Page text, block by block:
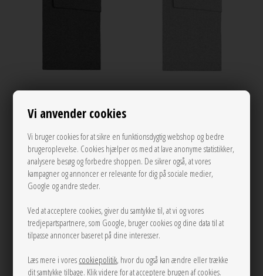
Vi anvender cookies
Vi bruger cookies for at sikre en funktionsdygtig webshop og bedre
brugeroplevelse. Cookies hjælper os med at lave anonyme statistikker,
analysere besøg og forbedre shoppen. De sikrer også, at vores
kampagner og annoncer er relevante for dig på sociale medier,
Google og andre steder.
Ved at acceptere cookies, giver du samtykke til, at vi og vores
tredjepartspartnere, som Google, bruger cookies og dine data til at
tilpasse annoncer baseret på dine interesser.
Læs mere i vores cookiepolitik, hvor du også kan ændre eller trække
dit samtykke tilbage. Klik videre for at acceptere brugen af cookies.
Strøget
349,00
På Strøget
349,00
NEW